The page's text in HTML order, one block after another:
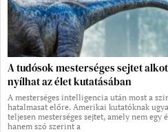
A tudósok mesterséges sejtet
nyílhat az élet kutatásában
A mesterséges intelligencia után most a
hatalmasat előre. Amerikai kutatóknak
teljesen mesterséges sejtet, amely nem
hanem szó szerint a